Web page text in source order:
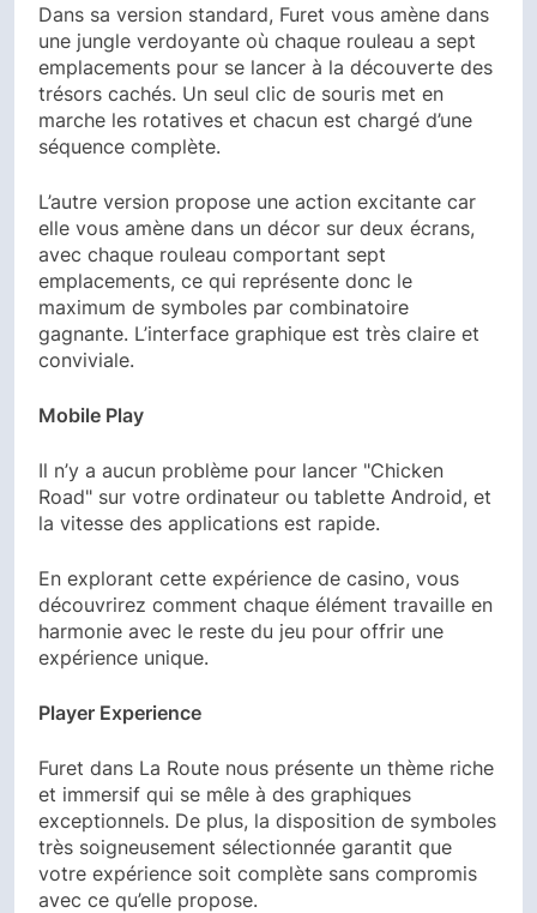
Dans sa version standard, Furet vous amène dans
une jungle verdoyante où chaque rouleau a sept
emplacements pour se lancer à la découverte des
trésors cachés. Un seul clic de souris met en
marche les rotatives et chacun est chargé d’une
séquence complète.
L’autre version propose une action excitante car
elle vous amène dans un décor sur deux écrans,
avec chaque rouleau comportant sept
emplacements, ce qui représente donc le
maximum de symboles par combinatoire
gagnante. L’interface graphique est très claire et
conviviale.
Mobile Play
Il n’y a aucun problème pour lancer "Chicken
Road" sur votre ordinateur ou tablette Android, et
la vitesse des applications est rapide.
En explorant cette expérience de casino, vous
découvrirez comment chaque élément travaille en
harmonie avec le reste du jeu pour offrir une
expérience unique.
Player Experience
Furet dans La Route nous présente un thème riche
et immersif qui se mêle à des graphiques
exceptionnels. De plus, la disposition de symboles
très soigneusement sélectionnée garantit que
votre expérience soit complète sans compromis
avec ce qu’elle propose.